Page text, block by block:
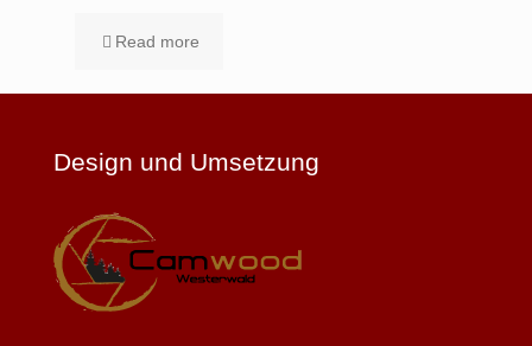
Read more
Design und Umsetzung